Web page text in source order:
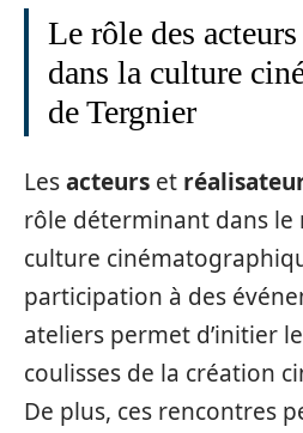
Le rôle des
dans la culture
de Tergnier
Lesacteurs et
rôle déterminant dans le
culture
participation à des
ateliers permet d’initier
coulisses de la création
De plus, ces rencontres